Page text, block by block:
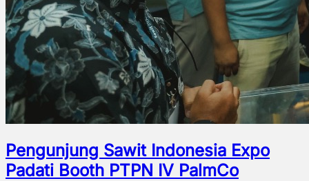
Pengunjung Sawit Indonesia Expo
Padati Booth PTPN IV PalmCo